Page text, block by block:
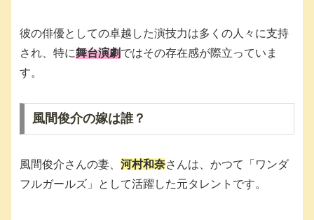
彼の俳優としての卓越した演技力は多くの人々に支持
され、特に舞台演劇ではその存在感が際立っていま
す。
風間俊介の嫁は誰？
風間俊介さんの妻、 河村和奈さんは、かつて「ワンダ
フルガールズ」として活躍した元タレントです。